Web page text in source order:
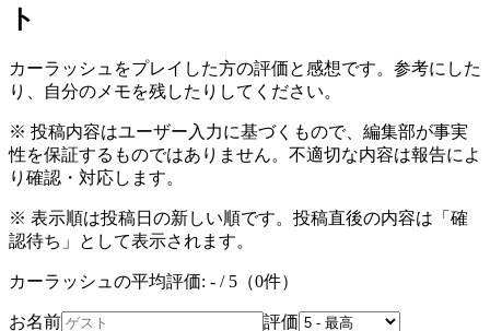
ト
カーラッシュ をプレイした方の評価と感想です。参考にした
り、自分のメモを残したりしてください。
※ 投稿内容はユーザー入力に基づくもので、編集部が事実
性を保証するものではありません。不適切な内容は報告によ
り確認・対応します。
※ 表示順は投稿日の新しい順です。投稿直後の内容は「確
認待ち」として表示されます。
カーラッシュ の平均評価: - / 5（0件）
お名前 評価